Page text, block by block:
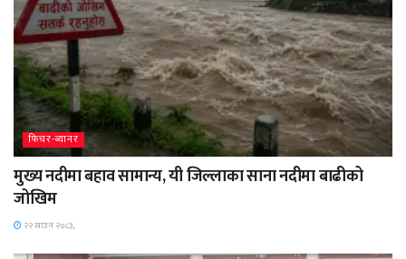
फिचर-ब्यानर
मुख्य नदीमा बहाव सामान्य, यी जिल्लाका साना नदीमा बाढीको
जोखिम
२२ साउन २०८३,